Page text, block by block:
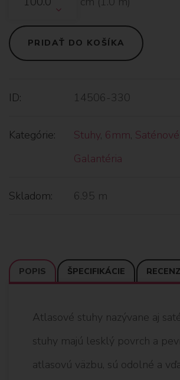
PRIDAŤ DO KOŠÍKA
ID: 14506-330
Kategórie: Stuhy, 6mm,
Galantéria
Skladom: 6.95 m
POPIS ŠPECIFIKÁCIE
Atlasové stuhy nazývane aj
stuhy majú lesklý povrch a
atlasovú väzbu, sú odolné a